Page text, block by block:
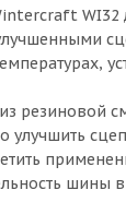
WI32
резиновой
улучшить
шины в